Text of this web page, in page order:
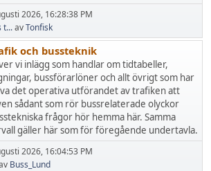
2026, 16:28:38 PM
t...avTonfisk
och bussteknik
vi inlägg som handlar om tidtabeller,
bussförarlöner och allt övrigt som har
det operativa utförandet av trafiken att
sådant som rör bussrelaterade olyckor
frågor hör hemma här. Samma
gäller här som för föregående undertavla.
2026, 16:04:53 PM
Buss_Lund